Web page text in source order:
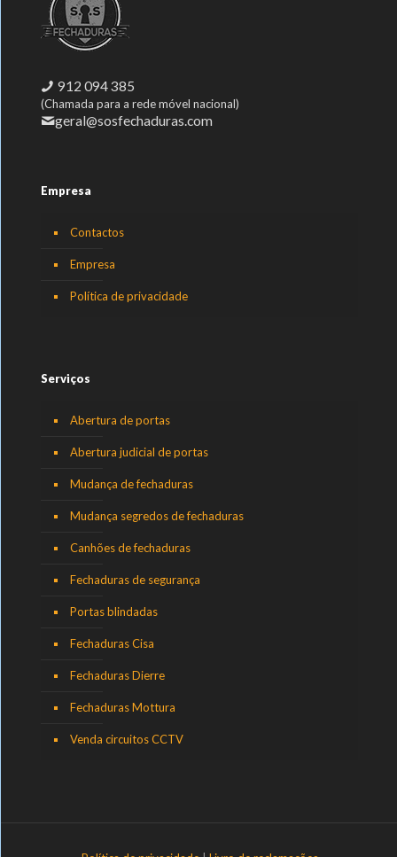
912 094 385
(Chamada para a rede móvel nacional)
geral@sosfechaduras.com
Empresa
Contactos
Empresa
Política de privacidade
Serviços
Abertura de portas
Abertura judicial de portas
Mudança de fechaduras
Mudança segredos de fechaduras
Canhões de fechaduras
Fechaduras de segurança
Portas blindadas
Fechaduras Cisa
Fechaduras Dierre
Fechaduras Mottura
Venda circuitos CCTV